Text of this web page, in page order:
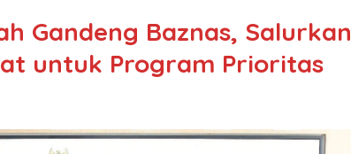
Gandeng Baznas, Salurkan
untuk Program Prioritas